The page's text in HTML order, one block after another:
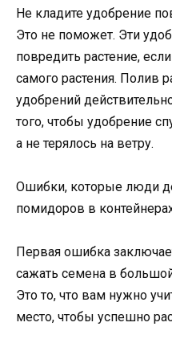
Не кладите удобрение
Это не поможет. Эти
повредить растение,
самого растения. Полив
удобрений
того, чтобы удобрение
а не терялось на ветру.
Ошибки, которые люди
помидоров в
Первая ошибка
сажать семена в
Это то, что вам нужно
место, чтобы успешно